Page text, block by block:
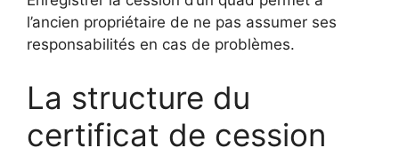
l’ancien propriétaire de ne pas assumer ses
responsabilités en cas de problèmes.
La structure du
certificat de cession